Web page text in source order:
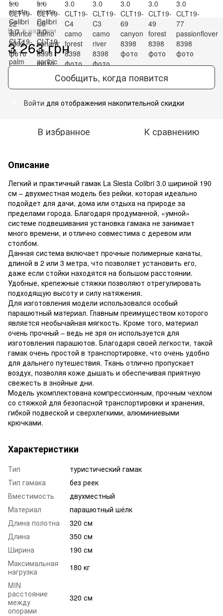
Нет в наличии
3 263 грн
Сообщить, когда появится
Войти для отображения накопительной скидки
В избранное К сравнению
Описание
Легкий и практичный гамак La Siesta Colibri 3.0 шириной 190
см – двухместная модель без рейки, которая идеально
подойдет для дачи, дома или отдыха на природе за
пределами города. Благодаря продуманной, «умной»
системе подвешивания установка гамака не занимает
много времени, и отлично совместима с деревом или
столбом.
Данная система включает прочные полимерные канаты,
длиной в 2 или 3 метра, что позволяет установить его,
даже если стойки находятся на большом расстоянии.
Удобные, крепежные стяжки позволяют отрегулировать
подходящую высоту и силу натяжения.
Для изготовления модели использовался особый
парашютный материал. Главным преимуществом которого
является необычайная мягкость. Кроме того, материал
очень прочный – ведь не зря он используется для
изготовления парашютов. Благодаря своей легкости, такой
гамак очень простой в транспортировке, что очень удобно
для дальнего путешествия. Ткань отлично пропускает
воздух, позволяя коже дышать и обеспечивая приятную
свежесть в знойные дни.
Модель укомплектована компрессионным, прочным чехлом
со стяжкой для безопасной транспортировки и хранения,
гибкой подвеской и сверхлегкими, алюминиевыми
крючками.
Характеристики
Тип
туристический гамак
Тип гамака
без реек
Вместимость
двухместный
Материал
парашютный шёлк
Длина полотна
320 см
Длина
350 см
Ширина
190 см
Максимальная
нагрузка
180 кг
MIN
расстояние
между
опорами
320 см